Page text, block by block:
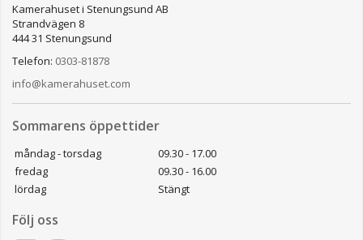
Kamerahuset i Stenungsund AB
Strandvägen 8
444 31 Stenungsund
Telefon: 0303-81878
info@kamerahuset.com
Sommarens öppettider
måndag - torsdag
09.30 - 17.00
fredag
09.30 - 16.00
lördag
Stängt
Följ oss